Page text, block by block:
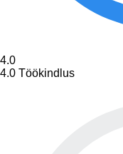
4.0
4.0 Töökindlus